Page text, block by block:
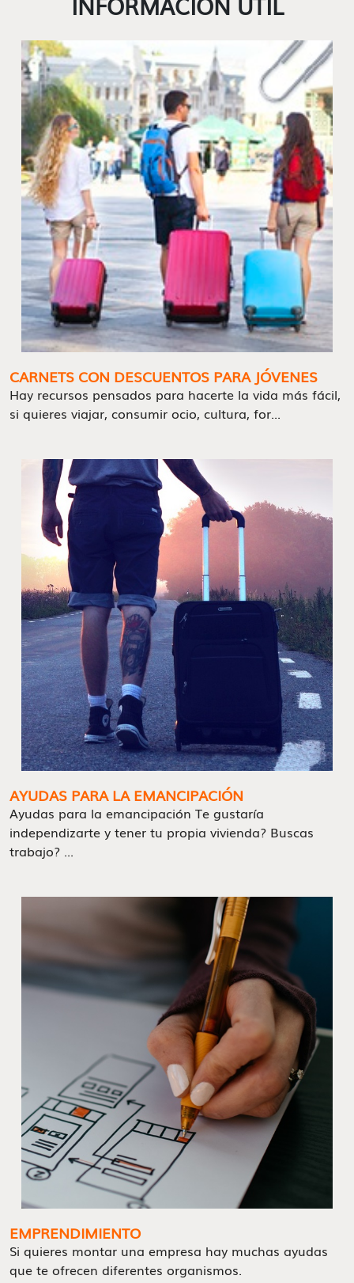
CARNETS CON DESCUENTOS PARA JÓVENES
Hay recursos pensados para hacerte la vida más fácil,
si quieres viajar, consumir ocio, cultura, for...
AYUDAS PARA LA EMANCIPACIÓN
Ayudas para la emancipación Te gustaría
independizarte y tener tu propia vivienda? Buscas
trabajo? ...
EMPRENDIMIENTO
Si quieres montar una empresa hay muchas ayudas
que te ofrecen diferentes organismos.